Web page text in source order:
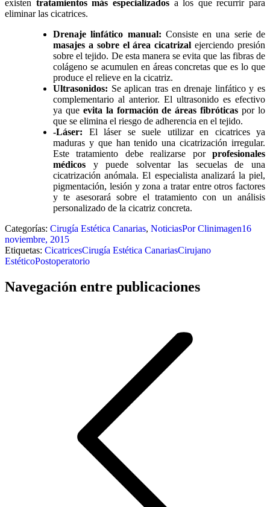
existen tratamientos más especializadosa los que recurrir para
eliminar las cicatrices.
Drenaje linfático manual: Consiste en una serie de
masajes a sobre el área cicatrizal ejerciendo presión
sobre el tejido. De esta manera se evita que las fibras de
colágeno se acumulen en áreas concretas que es lo que
produce el relieve en la cicatriz.
Ultrasonidos: Se aplican tras en drenaje linfático y es
complementario al anterior. El ultrasonido es efectivo
ya que evita la formación de áreas fibróticas por lo
que se elimina el riesgo de adherencia en el tejido.
-Láser: El láser se suele utilizar en cicatrices ya
maduras y que han tenido una cicatrización irregular.
Este tratamiento debe realizarse por profesionales
médicos y puede solventar las secuelas de una
cicatrización anómala. El especialista analizará la piel,
pigmentación, lesión y zona a tratar entre otros factores
y te asesorará sobre el tratamiento con un análisis
personalizado de la cicatriz concreta.
Categorías: Cirugía Estética Canarias, NoticiasPorClinimagen16
noviembre, 2015
Etiquetas: CicatricesCirugía Estética CanariasCirujano
EstéticoPostoperatorio
Navegación entre publicaciones